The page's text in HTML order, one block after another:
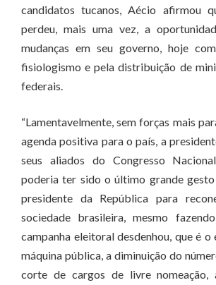
candidatos tucanos, Aécio afirmou
perdeu, mais uma vez, a
mudanças em seu governo, hoje
fisiologismo e pela distribuição de
federais.
“Lamentavelmente, sem forças mais
agenda positiva para o país, a
seus aliados do Congresso
poderia ter sido o último grande
presidente da República para
sociedade brasileira, mesmo
campanha eleitoral desdenhou, que é o
máquina pública, a diminuição do
corte de cargos de livre nomeação,